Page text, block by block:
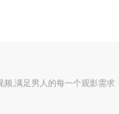
,满足男人的每一个观影需求